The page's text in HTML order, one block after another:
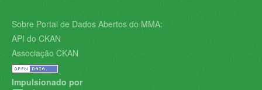
Sobre Portal de Dados Abertos do MMA:
API do CKAN
Associação CKAN
Impulsionado por